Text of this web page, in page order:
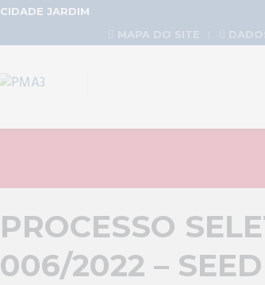
CIDADE JARDIM
MAPA DO SITE
PROCESSO
006/2022 – SEED